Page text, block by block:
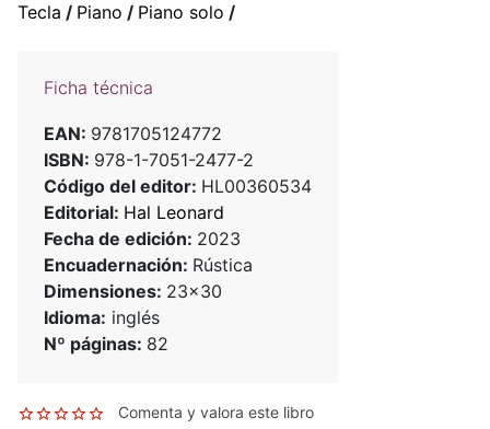
Tecla / Piano / Piano solo /
Ficha técnica
EAN: 9781705124772
ISBN: 978-1-7051-2477-2
Código del editor: HL00360534
Editorial: Hal Leonard
Fecha de edición: 2023
Encuadernación: Rústica
Dimensiones: 23x30
Idioma: inglés
Nº páginas: 82
Comenta y valora este libro